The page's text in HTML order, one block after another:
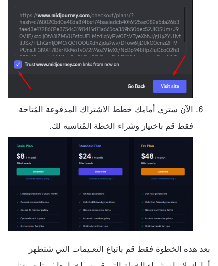
الآن سترى أمامك خطط الاشتراك المدفوعة المُتاحة،
فقط قم باختيار وشراء الخطة المُناسبة لك.
بعد هذه الخطوة فقط قم باتباع التعليمات التي شتظهر